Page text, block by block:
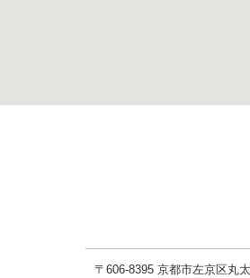
〒606-8395 京都市左京区丸